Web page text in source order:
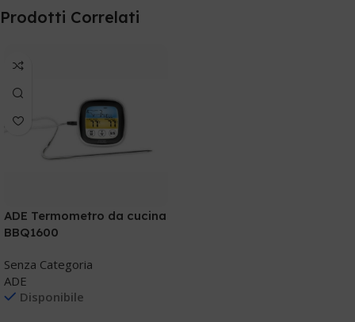
Prodotti Correlati
ADE Termometro da cucina
BBQ1600
Senza Categoria
ADE
Disponibile